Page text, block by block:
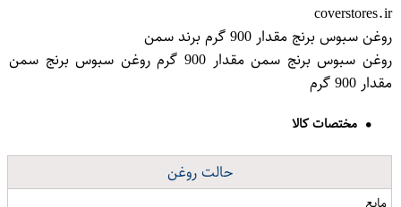
coverstores.ir
روغن سبوس برنج مقدار 900 گرم برند سمن
روغن سبوس برنج سمن مقدار 900 گرم روغن سبوس برنج سمن
مقدار 900 گرم
مختصات کالا
حالت روغن